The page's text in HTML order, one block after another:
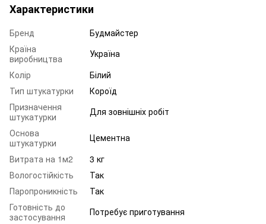
Характеристики
Бренд
Будмайстер
Країна
виробництва
Україна
Колір
Білий
Тип штукатурки
Короїд
Призначення
штукатурки
Для зовнішніх робіт
Основа
штукатурки
Цементна
Витрата на 1м2
3 кг
Вологостійкість
Так
Паропроникність
Так
Готовність до
застосування
Потребує приготування